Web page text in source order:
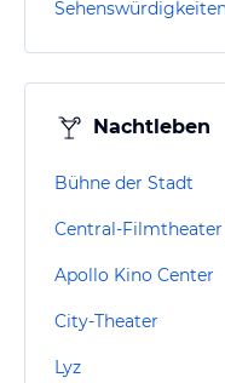
Nachtleben
Bühne der Stadt
Central-Filmtheater
Apollo Kino Center
City-Theater
Lyz